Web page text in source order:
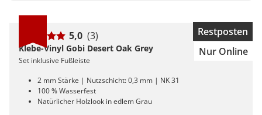
Restposten
Nur Online
5,0 (3)
Klebe-Vinyl Gobi Desert Oak Grey
Set inklusive Fußleiste
2 mm Stärke | Nutzschicht: 0,3 mm | NK 31
100 % Wasserfest
Natürlicher Holzlook in edlem Grau